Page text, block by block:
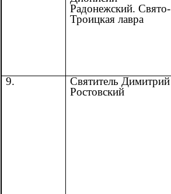
Радонежский. Свято-
Троицкая лавра
9.
Святитель Димитрий
Ростовский